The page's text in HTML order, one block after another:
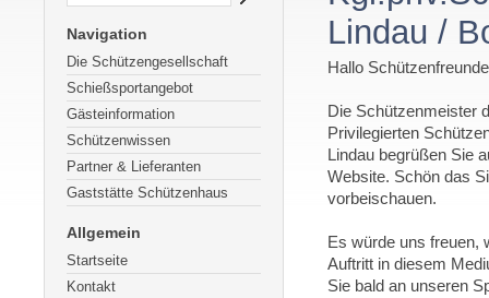
Navigation
Die Schützengesellschaft
Schießsportangebot
Gästeinformation
Schützenwissen
Partner & Lieferanten
Gaststätte Schützenhaus
Allgemein
Startseite
Kontakt
Lindau /
Hallo
Die Schützenmeister
Privilegierten
Lindau begrüßen Sie
Website. Schön das
vorbeischauen.
Es würde uns freuen,
Auftritt in diesem
Sie bald an unseren